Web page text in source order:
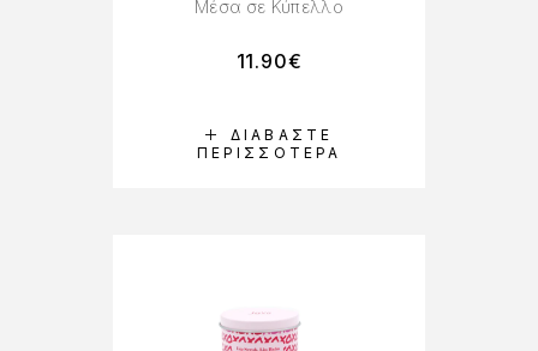
ΔΙΑΒΆΣΤΕ
ΠΕΡΙΣΣΌΤΕΡΑ
Μέσα σε Κύπελλο
11.90€